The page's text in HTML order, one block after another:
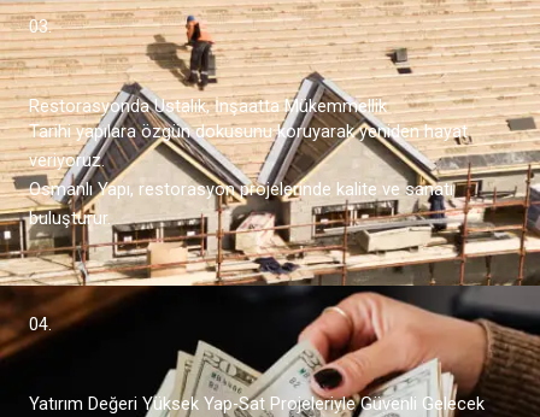
03.
Restorasyonda Ustalık, İnşaatta Mükemmellik
Tarihi yapılara özgün dokusunu koruyarak yeniden hayat
veriyoruz.
Osmanlı Yapı, restorasyon projelerinde kalite ve sanatı
buluşturur.
04.
Yatırım Değeri Yüksek Yap-Sat Projeleriyle Güvenli Gelecek